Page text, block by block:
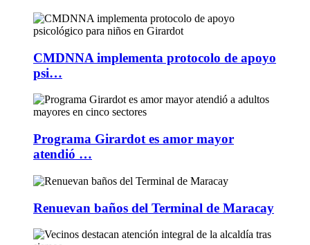
CMDNNA implementa protocolo de apoyo
psi…
Programa Girardot es amor mayor
atendió …
Renuevan baños del Terminal de Maracay